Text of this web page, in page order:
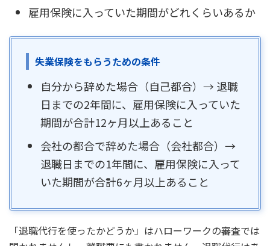
雇用保険に入っていた期間がどれくらいあるか
失業保険をもらうための条件
自分から辞めた場合（自己都合）→ 退職
日までの2年間に、雇用保険に入っていた
期間が合計12ヶ月以上あること
会社の都合で辞めた場合（会社都合）→
退職日までの1年間に、雇用保険に入って
いた期間が合計6ヶ月以上あること
「退職代行を使ったかどうか」はハローワークの審査では